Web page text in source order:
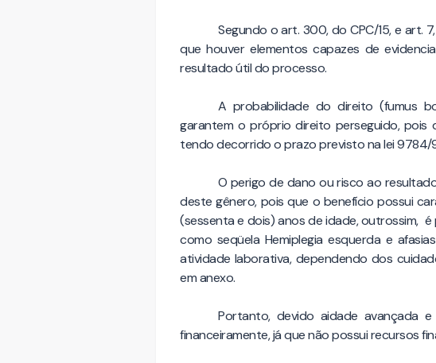
Segundo o art. 300, do CPC/15, e art.
que houver elementos capazes de
resultado útil do processo.
A probabilidade do direito (fumus
garantem o próprio direito perseguido, pois
tendo decorrido o prazo previsto na lei 9784/
O perigo de dano ou risco ao
deste gênero, pois que o benefício possui
(sessenta e dois) anos de idade, outrossim,
como seqüela Hemiplegia esquerda e
atividade laborativa, dependendo dos
em anexo.
Portanto, devido aidade avançada
financeiramente, já que não possui recursos